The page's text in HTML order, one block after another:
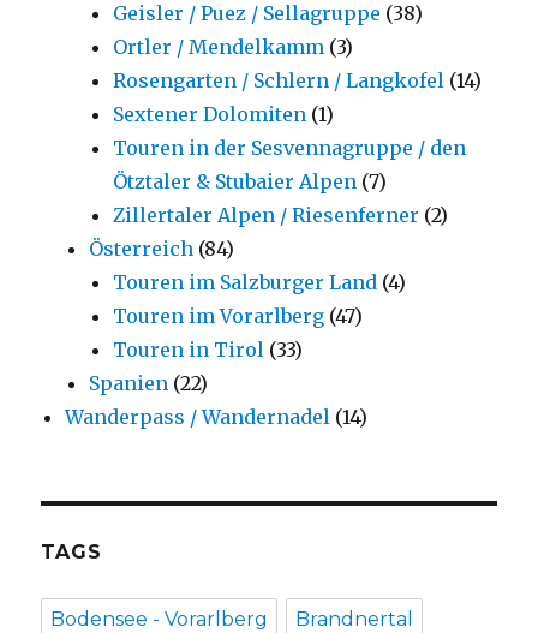
Geisler / Puez / Sellagruppe (38)
Ortler / Mendelkamm (3)
Rosengarten / Schlern / Langkofel (14)
Sextener Dolomiten (1)
Touren in der Sesvennagruppe / den
Ötztaler & Stubaier Alpen (7)
Zillertaler Alpen / Riesenferner (2)
Österreich (84)
Touren im Salzburger Land (4)
Touren im Vorarlberg (47)
Touren in Tirol (33)
Spanien (22)
Wanderpass / Wandernadel (14)
TAGS
Bodensee - Vorarlberg Brandnertal